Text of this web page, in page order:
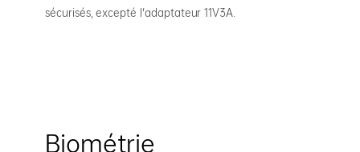
sécurisés, excepté l'adaptateur 11V3A.
Biométrie